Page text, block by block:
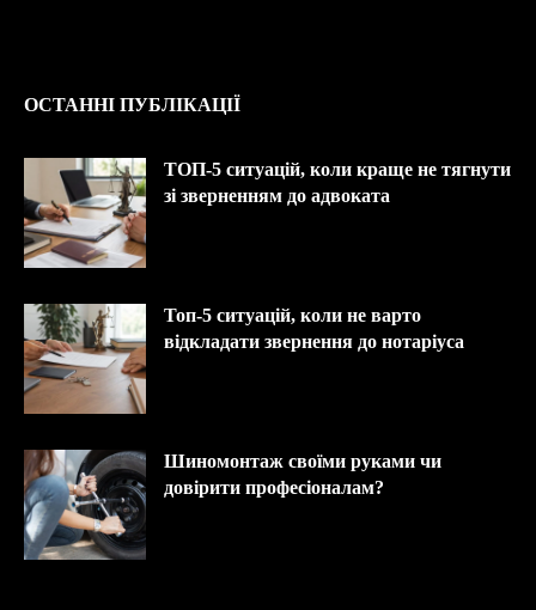
ОСТАННІ ПУБЛІКАЦІЇ
ТОП-5 ситуацій, коли краще не тягнути
зі зверненням до адвоката
Топ-5 ситуацій, коли не варто
відкладати звернення до нотаріуса
Шиномонтаж своїми руками чи
довірити професіоналам?